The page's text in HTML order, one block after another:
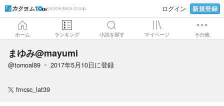
KADOKAWA Group ログイン 新規登録
ホーム ランキング 小説を探す マイページ その他
まゆみ@mayumi
@tomoal89 2017年5月10日に登録
frncsc_lat39